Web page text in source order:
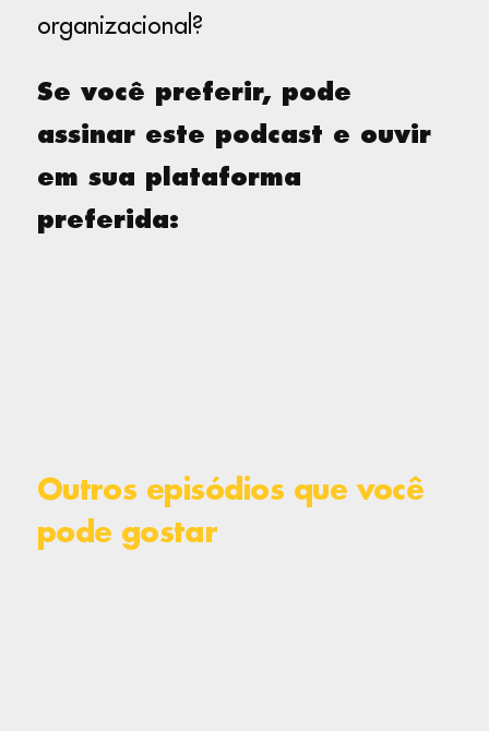
organizacional?
Se você preferir, pode
assinar este podcast e ouvir
em sua plataforma
preferida:
Outros episódios que você
pode gostar